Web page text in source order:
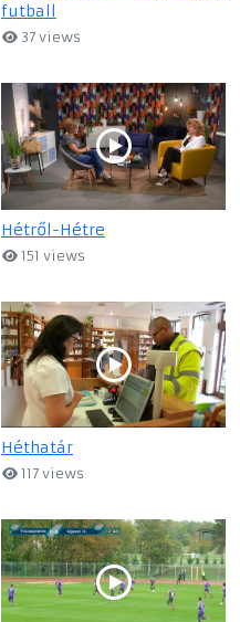
futball
37 views
Hétről-Hétre
151 views
Héthatár
117 views